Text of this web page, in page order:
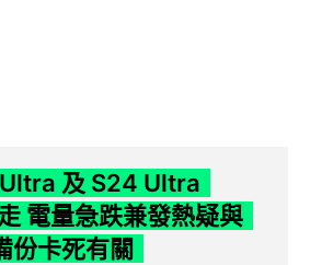
及 S24 Ultra
電量急跌兼發熱疑與
卡死有關